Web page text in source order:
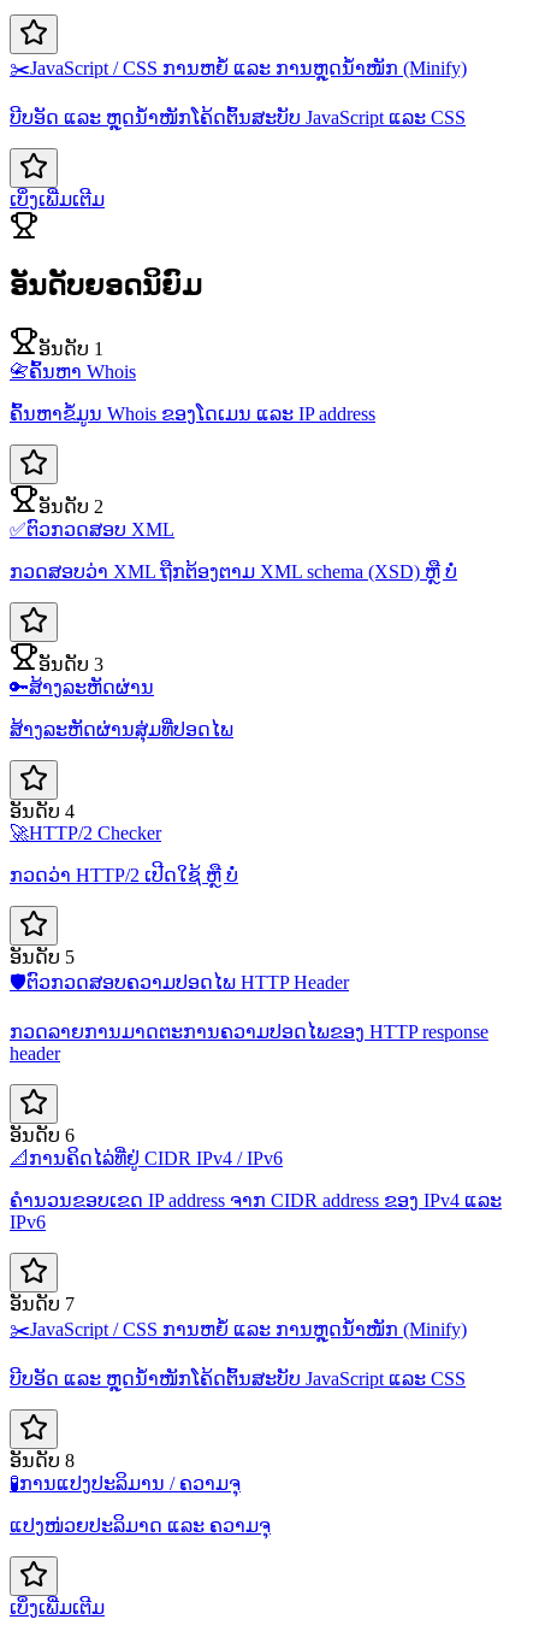
✂️JavaScript / CSS ການຫຍໍ້ ແລະ ການຫຼຸດນ້ຳໜັກ (Minify)
ບີບອັດ ແລະ ຫຼຸດນ້ຳໜັກໂຄ້ດຕົ້ນສະບັບ JavaScript ແລະ CSS
ເບິ່ງເພີ່ມເຕີມ
ອັນດັບຍອດນິຍົມ
ອັນດັບ 1
📇ຄົ້ນຫາ Whois
ຄົ້ນຫາຂໍ້ມູນ Whois ຂອງໂດເມນ ແລະ IP address
ອັນດັບ 2
✅ຕົວກວດສອບ XML
ກວດສອບວ່າ XML ຖືກຕ້ອງຕາມ XML schema (XSD) ຫຼື ບໍ່
ອັນດັບ 3
🔑ສ້າງລະຫັດຜ່ານ
ສ້າງລະຫັດຜ່ານສຸ່ມທີ່ປອດໄພ
ອັນດັບ 4
🚀HTTP/2 Checker
ກວດວ່າ HTTP/2 ເປີດໃຊ້ ຫຼື ບໍ່
ອັນດັບ 5
🛡️ຕົວກວດສອບຄວາມປອດໄພ HTTP Header
ກວດລາຍການມາດຕະການຄວາມປອດໄພຂອງ HTTP response
header
ອັນດັບ 6
📐 ການຄິດໄລ່ທີ່ຢູ່ CIDR IPv4 / IPv6
ຄຳນວນຂອບເຂດ IP address ຈາກ CIDR address ຂອງ IPv4 ແລະ
IPv6
ອັນດັບ 7
✂️JavaScript / CSS ການຫຍໍ້ ແລະ ການຫຼຸດນ້ຳໜັກ (Minify)
ບີບອັດ ແລະ ຫຼຸດນ້ຳໜັກໂຄ້ດຕົ້ນສະບັບ JavaScript ແລະ CSS
ອັນດັບ 8
🧪ການແປງປະລິມານ / ຄວາມຈຸ
ແປງໜ່ວຍປະລິມາດ ແລະ ຄວາມຈຸ
ເບິ່ງເພີ່ມເຕີມ